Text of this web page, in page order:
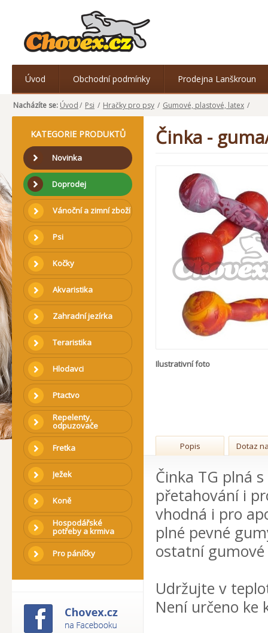
Úvod Obchodní podmínky Prodejna Lanškroun
Nacházíte se: Úvod/ Psi / Hračky pro psy / Gumové, plastové, latex /
KATEGORIE PRODUKTŮ
Novinka
Doprodej
Vánoční a zimní zboží
Psi
Kočky
Akvaristika
Zahradní jezírka
Teraristika
Hlodavci
Ptactvo
Repelenty,
odpuzovače
Fretka
Ježek
Koně
Hospodářské
potřeby a krmiva
Pro páníčky
Činka -
Ilustrativní foto
Popis Dotaz
Činka TG plná
přetahování i
vhodná i pro
plné pevné
ostatní
Udržujte v
Není určeno ke